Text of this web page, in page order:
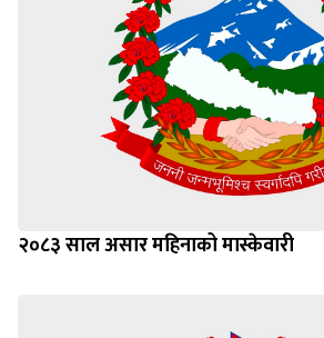
२०८३ साल असार महिनाको मास्केवारी